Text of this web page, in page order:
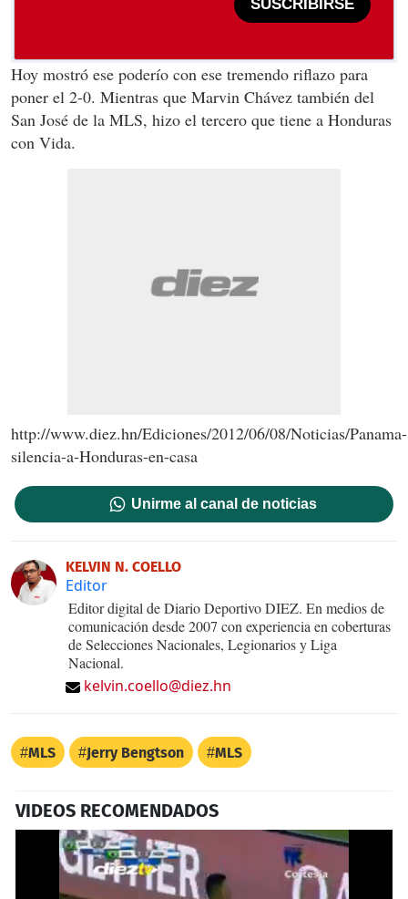
SUSCRIBIRSE
Hoy mostró ese poderío con ese tremendo riflazo para
poner el 2-0. Mientras que Marvin Chávez también del
San José de la MLS, hizo el tercero que tiene a Honduras
con Vida.
http://www.diez.hn/Ediciones/2012/06/08/Noticias/Panama-
silencia-a-Honduras-en-casa
Unirme al canal de noticias
KELVIN N. COELLO
Editor
Editor digital de Diario Deportivo DIEZ. En medios de
comunicación desde 2007 con experiencia en coberturas
de Selecciones Nacionales, Legionarios y Liga
Nacional.
kelvin.coello@diez.hn
MLS Jerry Bengtson MLS
VIDEOS RECOMENDADOS